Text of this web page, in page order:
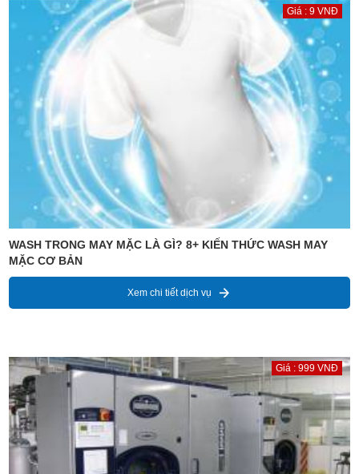
Giá : 9 VNĐ
WASH TRONG MAY MẶC LÀ GÌ? 8+ KIẾN THỨC WASH MAY
MẶC CƠ BẢN
Xem chi tiết dịch vụ
Giá : 999 VNĐ